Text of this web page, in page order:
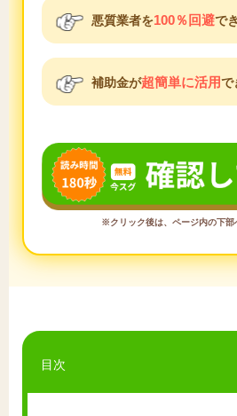
悪質業者を100％回避で
補助金が超簡単に活用で
※クリック後は、ページ内の下部
目次